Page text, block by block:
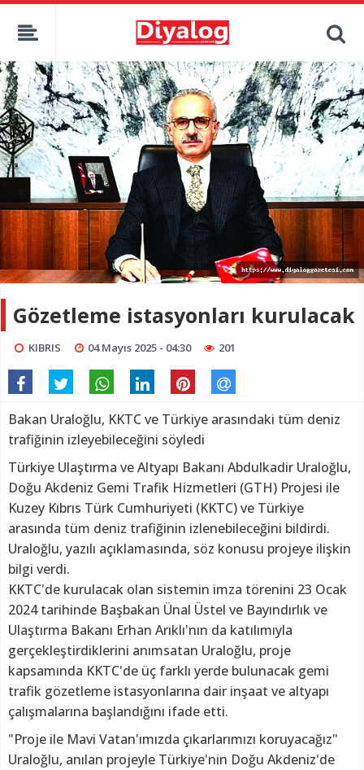
Gözetleme istasyonları kurulacak
KIBRIS 04 Mayıs 2025 - 04:30 201
Bakan Uraloğlu, KKTC ve Türkiye arasındaki tüm deniz
trafiğinin izleyebileceğini söyledi
Türkiye Ulaştırma ve Altyapı Bakanı Abdulkadir Uraloğlu,
Doğu Akdeniz Gemi Trafik Hizmetleri (GTH) Projesi ile
Kuzey Kıbrıs Türk Cumhuriyeti (KKTC) ve Türkiye
arasında tüm deniz trafiğinin izlenebileceğini bildirdi.
Uraloğlu, yazılı açıklamasında, söz konusu projeye ilişkin
bilgi verdi.
KKTC'de kurulacak olan sistemin imza törenini 23 Ocak
2024 tarihinde Başbakan Ünal Üstel ve Bayındırlık ve
Ulaştırma Bakanı Erhan Arıklı'nın da katılımıyla
gerçekleştirdiklerini anımsatan Uraloğlu, proje
kapsamında KKTC'de üç farklı yerde bulunacak gemi
trafik gözetleme istasyonlarına dair inşaat ve altyapı
çalışmalarına başlandığını ifade etti.
"Proje ile Mavi Vatan'ımızda çıkarlarımızı koruyacağız"
Uraloğlu, anılan projeyle Türkiye'nin Doğu Akdeniz'de